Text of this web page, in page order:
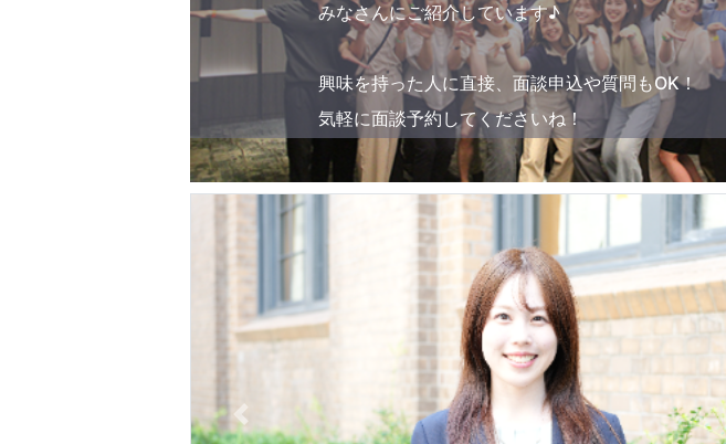
みなさんにご紹介しています♪
興味を持った人に直接、面談申込や質問もOK！
気軽に面談予約してくださいね！